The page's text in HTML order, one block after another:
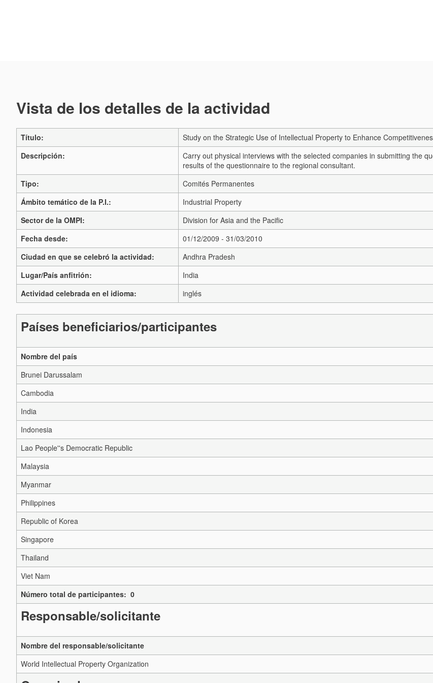
Vista de los detalles de la actividad
Título:
Study on the Strategic Use of Intellectual Property to Enhance
Descripción:
Carry out physical interviews with the selected companies in submitting the
results of the questionnaire to the regional consultant.
Tipo:
Comités Permanentes
Ámbito temático de la P.I.:
Industrial Property
Sector de la OMPI:
Division for Asia and the Pacific
Fecha desde:
01/12/2009 - 31/03/2010
Ciudad en que se celebró la actividad:
Andhra Pradesh
Lugar/País anfitrión:
India
Actividad celebrada en el idioma:
inglés
Países beneficiarios/participantes
Nombre del país
Brunei Darussalam
Cambodia
India
Indonesia
Lao People''s Democratic Republic
Malaysia
Myanmar
Philippines
Republic of Korea
Singapore
Thailand
Viet Nam
Número total de participantes: 0
Responsable/solicitante
Nombre del responsable/solicitante
World Intellectual Property Organization